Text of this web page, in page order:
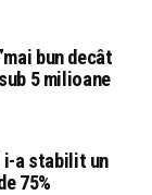
bun decât
5 milioane
i-a stabilit un
75%